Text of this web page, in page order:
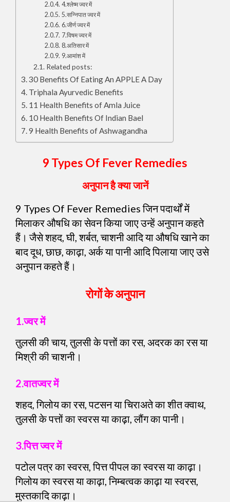
4.श्लेष्म ज्वर में
5.सन्निपात ज्वर में
6.जीर्ण ज्वर में
7.विषम ज्वर में
8.अतिसार में
9.आमांश में
Related posts:
30 Benefits Of Eating An APPLE A Day
Triphala Ayurvedic Benefits
11 Health Benefits of Amla Juice
10 Health Benefits Of Indian Bael
9 Health Benefits of Ashwagandha
9 Types Of Fever Remedies
अनुपान है क्या जानें
9 Types Of Fever Remedies जिन पदार्थों में
मिलाकर औषधि का सेवन किया जाए उन्हें अनुपान कहते
हैं। जैसे शहद, घी, शर्बत, चाशनी आदि या औषधि खाने का
बाद दूध, छाछ, काढ़ा, अर्क या पानी आदि पिलाया जाए उसे
अनुपान कहते हैं।
रोगों के अनुपान
1.ज्वर में
तुलसी की चाय, तुलसी के पत्तों का रस, अदरक का रस या
मिश्री की चाशनी।
2.वातज्वर में
शहद, गिलोय का रस, पटसन या चिराअते का शीत क्वाथ,
तुलसी के पत्तों का स्वरस या काढ़ा, लौंग का पानी।
3.पित्त ज्वर में
पटोल पत्र का स्वरस, पित्त पीपल का स्वरस या काढ़ा।
गिलोय का स्वरस या काढ़ा, निम्बत्वक काढ़ा या स्वरस,
मुस्तकादि काढ़ा।